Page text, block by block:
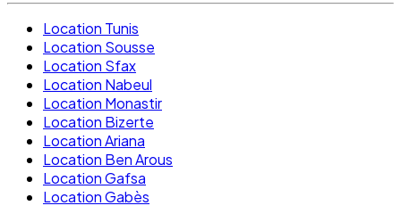
Location Tunis
Location Sousse
Location Sfax
Location Nabeul
Location Monastir
Location Bizerte
Location Ariana
Location Ben Arous
Location Gafsa
Location Gabès